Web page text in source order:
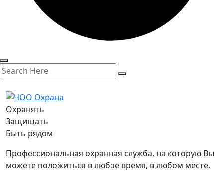
Охранять
Защищать
Быть рядом
Профессиональная охранная служба, на которую Вы
можете положиться в любое время, в любом месте.